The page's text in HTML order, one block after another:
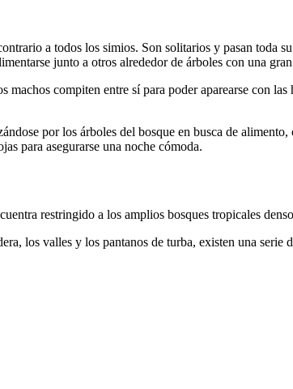
a todos los simios. Son solitarios y pasan toda
junto a otros alrededor de árboles con una
machos compiten entre sí para poder aparearse con
por los árboles del bosque en busca de
para asegurarse una noche cómoda.
restringido a los amplios bosques tropicales
los valles y los pantanos de turba, existen una